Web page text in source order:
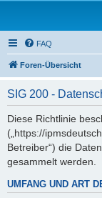
FAQ
Foren-Übersicht
SIG 200 -
Diese Richtlinie
(„https://
Betreiber“) die
gesammelt werden.
UMFANG UND ART